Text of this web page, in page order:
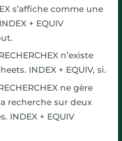
s’affiche comme une
+ EQUIV
n’existe
INDEX + EQUIV, si.
ne gère
recherche sur deux
INDEX + EQUIV